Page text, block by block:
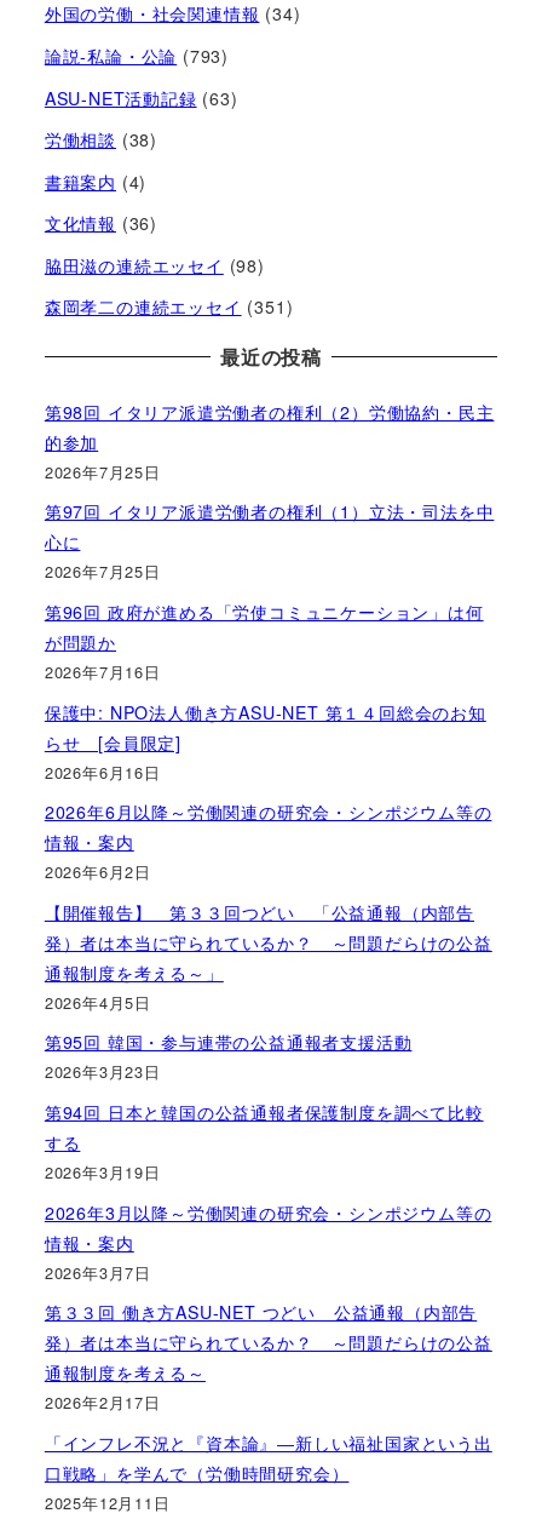
外国の労働・社会関連情報 (34)
論説-私論・公論 (793)
ASU-NET活動記録 (63)
労働相談 (38)
書籍案内 (4)
文化情報 (36)
脇田滋の連続エッセイ (98)
森岡孝二の連続エッセイ (351)
最近の投稿
第98回 イタリア派遣労働者の権利（2）労働協約・民主
的参加
2026年7月25日
第97回 イタリア派遣労働者の権利（1）立法・司法を中
心に
2026年7月25日
第96回 政府が進める「労使コミュニケーション」は何
が問題か
2026年7月16日
保護中: NPO法人働き方ASU-NET 第１４回総会のお知
らせ [会員限定]
2026年6月16日
2026年6月以降～労働関連の研究会・シンポジウム等の
情報・案内
2026年6月2日
【開催報告】 第３３回つどい 「公益通報（内部告
発）者は本当に守られているか？ ～問題だらけの公益
通報制度を考える～」
2026年4月5日
第95回 韓国・参与連帯の公益通報者支援活動
2026年3月23日
第94回 日本と韓国の公益通報者保護制度を調べて比較
する
2026年3月19日
2026年3月以降～労働関連の研究会・シンポジウム等の
情報・案内
2026年3月7日
第３３回 働き方ASU-NET つどい 公益通報（内部告
発）者は本当に守られているか？ ～問題だらけの公益
通報制度を考える～
2026年2月17日
「インフレ不況と『資本論』―新しい福祉国家という出
口戦略」を学んで（労働時間研究会）
2025年12月11日